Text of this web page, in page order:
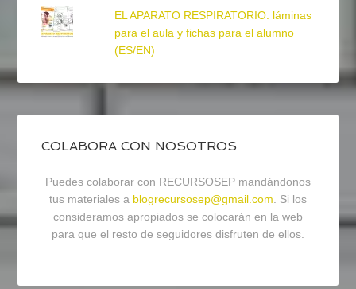
EL APARATO RESPIRATORIO: láminas
para el aula y fichas para el alumno
(ES/EN)
COLABORA CON NOSOTROS
Puedes colaborar con RECURSOSEP mandándonos
tus materiales a blogrecursosep@gmail.com. Si los
consideramos apropiados se colocarán en la web
para que el resto de seguidores disfruten de ellos.